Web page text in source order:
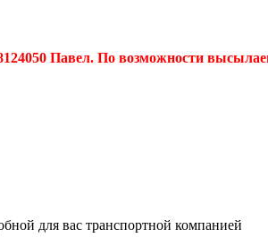
Павел. По возможности
для вас транспортной компанией